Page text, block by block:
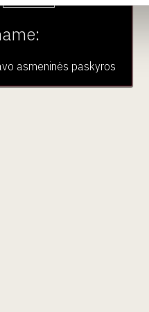
po vieną
savaitės, mėnesio ar
asmeninės paskyros